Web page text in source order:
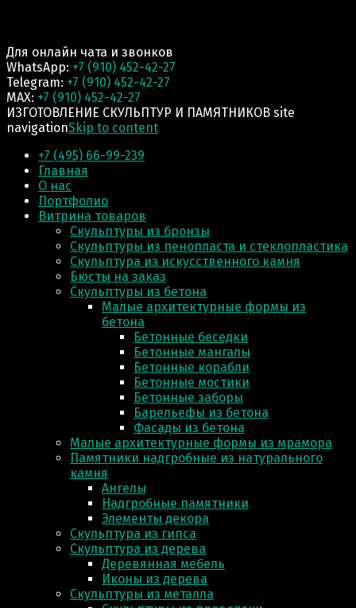
Для онлайн чата и звонков
WhatsApp: +7 (910) 452-42-27
Telegram: +7 (910) 452-42-27
MAX: +7 (910) 452-42-27
ИЗГОТОВЛЕНИЕ СКУЛЬПТУР И ПАМЯТНИКОВ site
navigationSkip to content
+7 (495) 66-99-239
Главная
О нас
Портфолио
Витрина товаров
Скульптуры из бронзы
Скульптуры из пенопласта и стеклопластика
Скульптура из искусственного камня
Бюсты на заказ
Скульптуры из бетона
Малые архитектурные формы из
бетона
Бетонные беседки
Бетонные мангалы
Бетонные корабли
Бетонные мостики
Бетонные заборы
Барельефы из бетона
Фасады из бетона
Малые архитектурные формы из мрамора
Памятники надгробные из натурального
камня
Ангелы
Надгробные памятники
Элементы декора
Скульптура из гипса
Скульптура из деревa
Деревянная мебель
Иконы из дерева
Скульптуры из металла